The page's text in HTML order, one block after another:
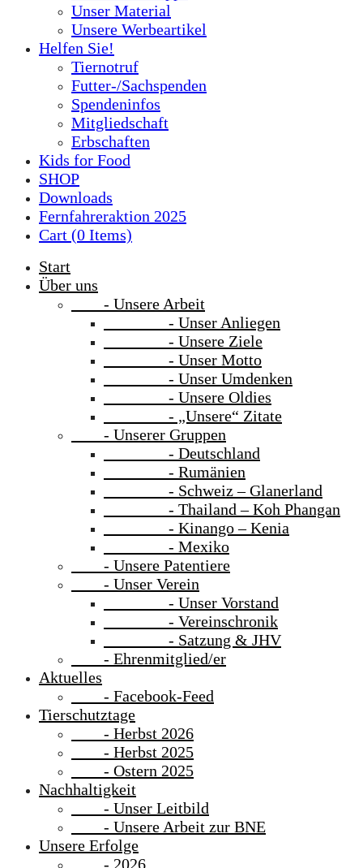
Unser Material
Unsere Werbeartikel
Helfen Sie!
Tiernotruf
Futter-/Sachspenden
Spendeninfos
Mitgliedschaft
Erbschaften
Kids for Food
SHOP
Downloads
Fernfahreraktion 2025
Cart (0 Items)
Start
Über uns
- Unsere Arbeit
- Unser Anliegen
- Unsere Ziele
- Unser Motto
- Unser Umdenken
- Unsere Oldies
- „Unsere“ Zitate
- Unserer Gruppen
- Deutschland
- Rumänien
- Schweiz – Glanerland
- Thailand – Koh Phangan
- Kinango – Kenia
- Mexiko
- Unsere Patentiere
- Unser Verein
- Unser Vorstand
- Vereinschronik
- Satzung & JHV
- Ehrenmitglied/er
Aktuelles
- Facebook-Feed
Tierschutztage
- Herbst 2026
- Herbst 2025
- Ostern 2025
Nachhaltigkeit
- Unser Leitbild
- Unsere Arbeit zur BNE
Unsere Erfolge
- 2026